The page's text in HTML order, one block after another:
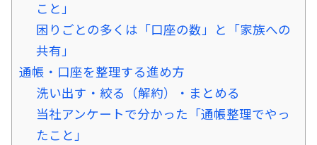
こと」
困りごとの多くは「口座の数」と「家族への
共有」
通帳・口座を整理する進め方
洗い出す・絞る（解約）・まとめる
当社アンケートで分かった「通帳整理でやっ
たこと」